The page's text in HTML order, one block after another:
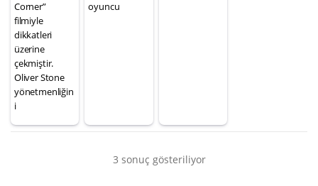
Corner”
filmiyle
dikkatleri
üzerine
çekmiştir.
Oliver Stone
yönetmenliğin
i
oyuncu
3 sonuç gösteriliyor